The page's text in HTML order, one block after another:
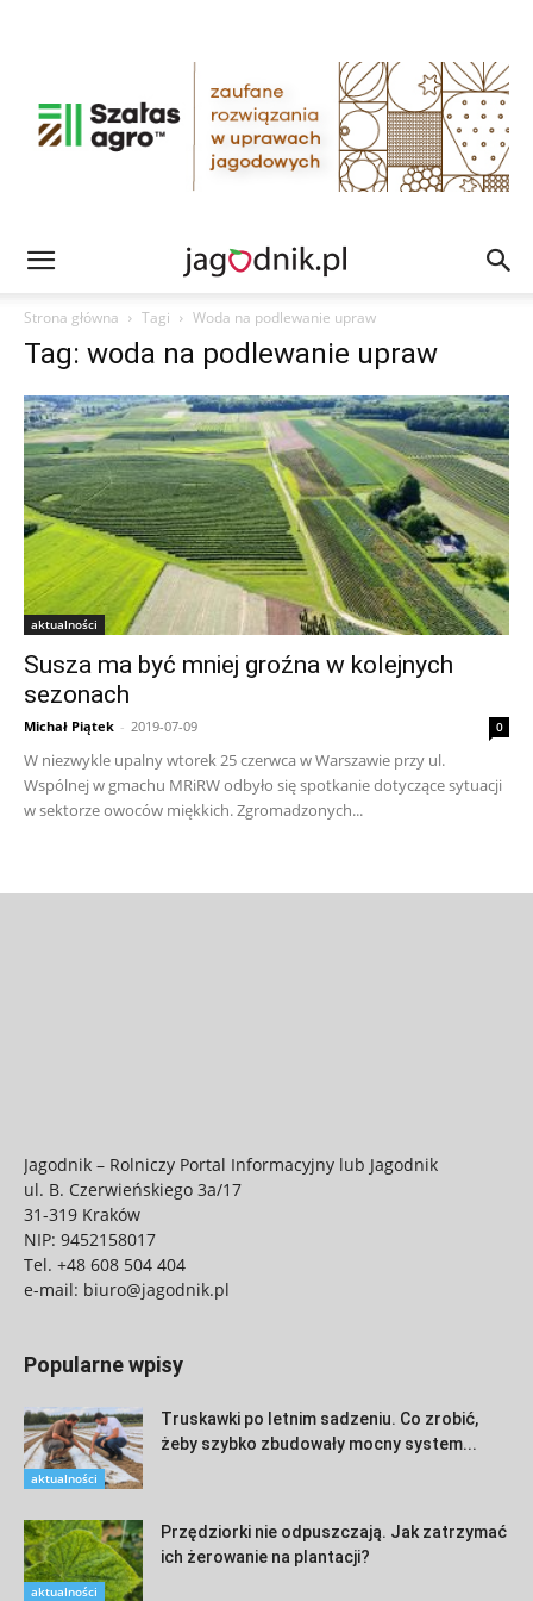
Strona główna Tagi Woda na podlewanie upraw
Tag: woda na podlewanie upraw
aktualności
Susza ma być mniej groźna w kolejnych
sezonach
Michał Piątek - 2019-07-09 0
W niezwykle upalny wtorek 25 czerwca w Warszawie przy ul.
Wspólnej w gmachu MRiRW odbyło się spotkanie dotyczące sytuacji
w sektorze owoców miękkich. Zgromadzonych...
Jagodnik – Rolniczy Portal Informacyjny lub Jagodnik
ul. B. Czerwieńskiego 3a/17
31-319 Kraków
NIP: 9452158017
Tel. +48 608 504 404
e-mail: biuro@jagodnik.pl
Popularne wpisy
aktualności
Truskawki po letnim sadzeniu. Co zrobić,
żeby szybko zbudowały mocny system...
aktualności
Przędziorki nie odpuszczają. Jak zatrzymać
ich żerowanie na plantacji?